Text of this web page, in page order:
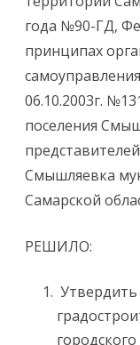
года №90-ГД,
принципах
06.10.2003г.
поселения
Смышляевка
Самарской
РЕШИЛО: